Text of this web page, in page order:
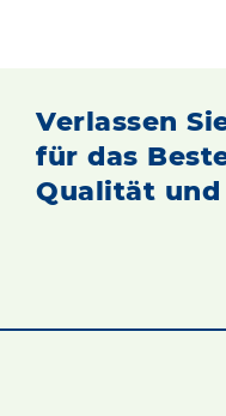
Verlassen
für das
Qualität und